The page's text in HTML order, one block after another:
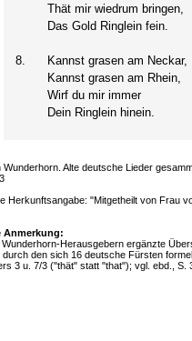
Thät mir wiedrum bringen,
Das Gold Ringlein fein.
8.
Kannst grasen am Neckar,
Kannst grasen am Rhein,
Wirf du mir immer
Dein Ringlein hinein.
Wunderhorn. Alte deutsche Lieder
Herkunftsangabe: "Mitgetheilt von Frau
Anmerkung:
Wunderhorn-Herausgebern ergänzte
durch den sich 16 deutsche Fürsten
3 u. 7/3 ("thät" statt "that"); vgl. ebd., S.